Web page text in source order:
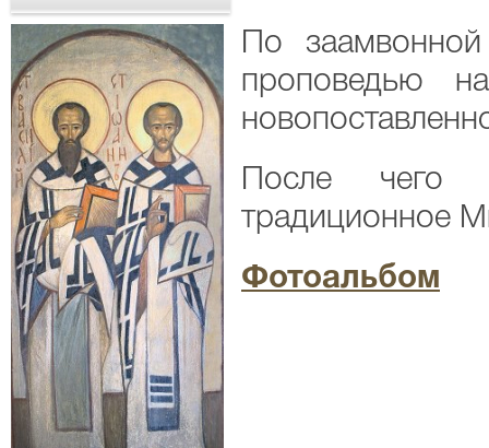
По
проповедью
После чего
традиционное
Фотоальбом